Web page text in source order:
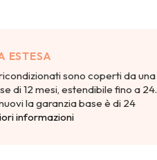
ESTESA
sono coperti da una
di 12 mesi, estendibile fino a 24.
la garanzia base è di 24
informazioni